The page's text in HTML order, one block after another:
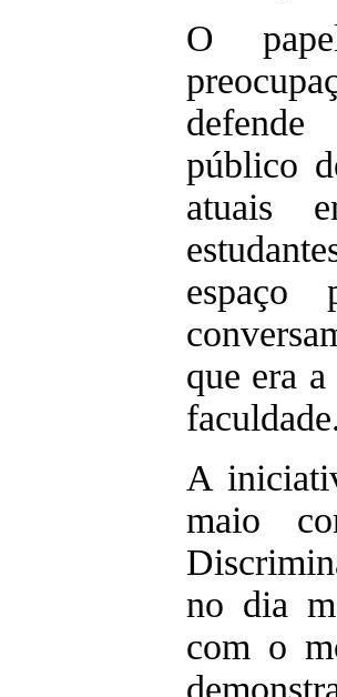
O
público
atuais
espaço
que era
A
maio
no dia
com o